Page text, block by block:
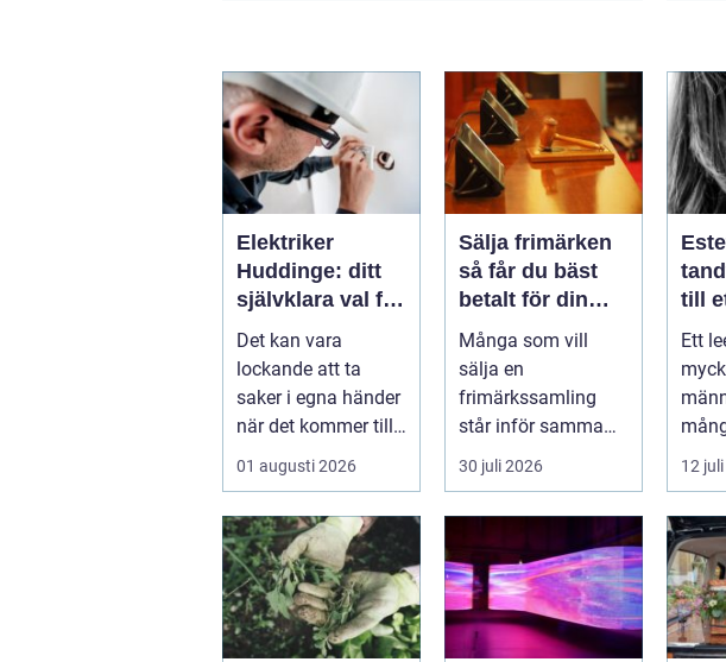
Elektriker
Huddinge: ditt
självklara val för
säker
elinstallation
Det kan vara
lockande att ta
saker i egna händer
när det kommer till
hemförbättr...
01 augusti 2026
Sälja frimärken
så får du bäst
betalt för din
samling
Många som vill
sälja en
frimärkssamling
står inför samma
frågor: Vad är
samlingen värd?
Var vänder m...
30 juli 2026
till
trivs
Ett
både
12